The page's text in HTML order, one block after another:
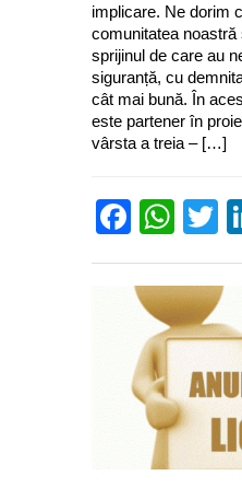
implicare. Ne dorim
comunitatea
sprijinul de care au
siguranță, cu
cât mai bună. În
este partener în
vârsta a treia – […]